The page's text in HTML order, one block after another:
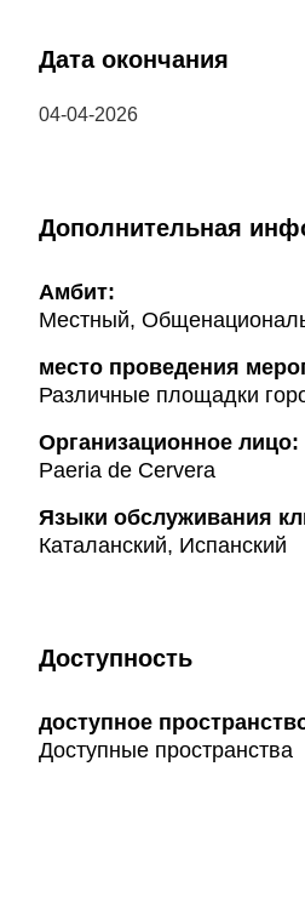
Дата окончания
04-04-2026
Дополнительная
Амбит:
Местный,
место проведения
Различные площадки
Организационное лицо:
Paeria de Cervera
Языки обслуживания
Каталанский, Испанский
Доступность
доступное
Доступные пространства